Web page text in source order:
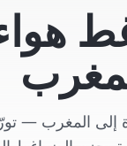
المغرب —